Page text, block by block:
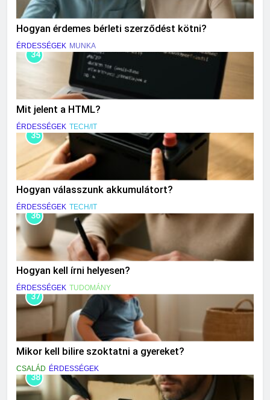
Hogyan érdemes bérleti szerződést kötni?
ÉRDESSÉGEK MUNKA
34
Mit jelent a HTML?
ÉRDESSÉGEK TECH/IT
35
Hogyan válasszunk akkumulátort?
ÉRDESSÉGEK TECH/IT
36
Hogyan kell írni helyesen?
ÉRDESSÉGEK TUDOMÁNY
37
Mikor kell bilire szoktatni a gyereket?
CSALÁD ÉRDESSÉGEK
38